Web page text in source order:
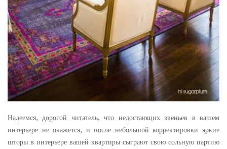
Надеемся, дорогой читатель, что недостающих звеньев в вашем
интерьере не окажется, и после небольшой корректировки яркие
шторы в интерьере вашей квартиры сыграют свою сольную партию